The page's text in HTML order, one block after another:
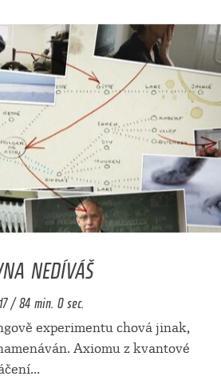
NEDÍVÁŠ
/ 84 min. 0 sec.
experimentu chová jinak,
Axiomu z kvantové
...